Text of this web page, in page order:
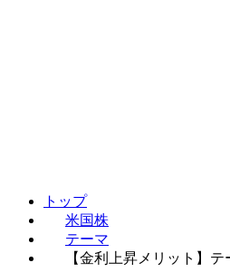
トップ
米国株
テーマ
【金利上昇メリット】テ